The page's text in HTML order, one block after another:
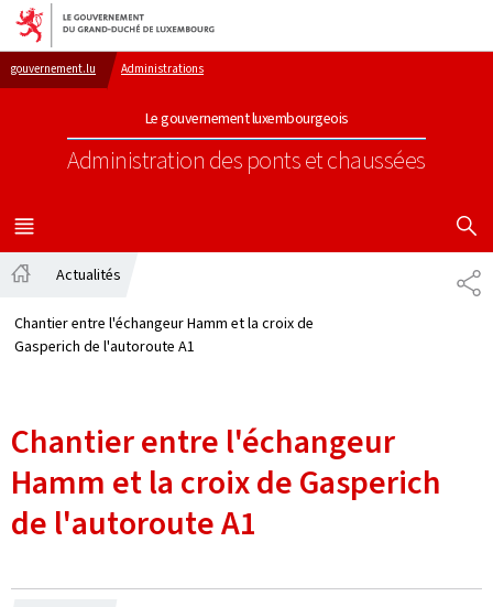
Aller au menu principal
Aller au contenu
gouvernement.lu Administrations
Le gouvernement luxembourgeois
Administration des ponts et chaussées
MENU
PRINCIPAL
Actualités
Chantier entre l'échangeur Hamm et la croix de
Gasperich de l'autoroute A1
Chantier entre l'échangeur
Hamm et la croix de Gasperich
de l'autoroute A1